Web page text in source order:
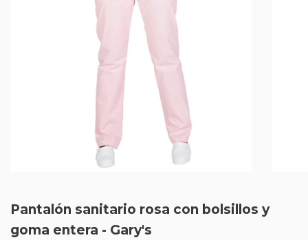
Pantalón sanitario rosa con bolsillos y
goma entera - Gary's